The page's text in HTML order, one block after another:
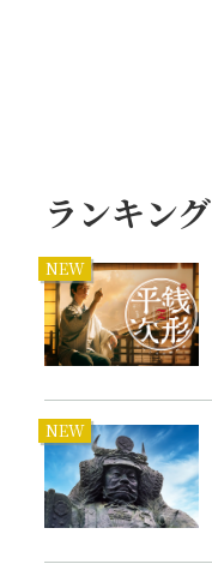
ランキング
NEW
NEW